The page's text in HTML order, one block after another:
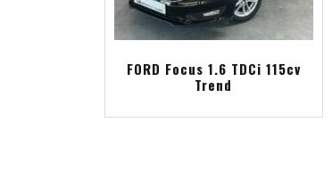
FORD Focus 1.6 TDCi 115cv
Trend